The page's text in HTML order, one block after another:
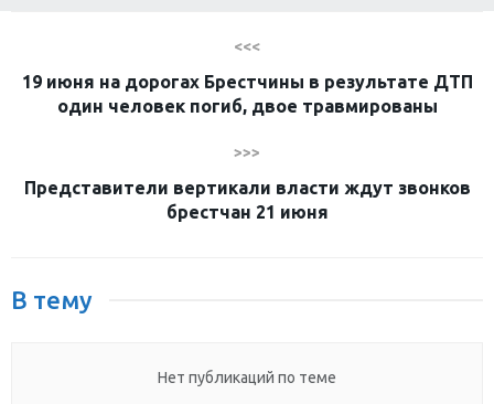
<<<
19 июня на дорогах Брестчины в результате ДТП
один человек погиб, двое травмированы
>>>
Представители вертикали власти ждут звонков
брестчан 21 июня
В тему
Нет публикаций по теме